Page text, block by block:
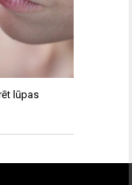
lūpas